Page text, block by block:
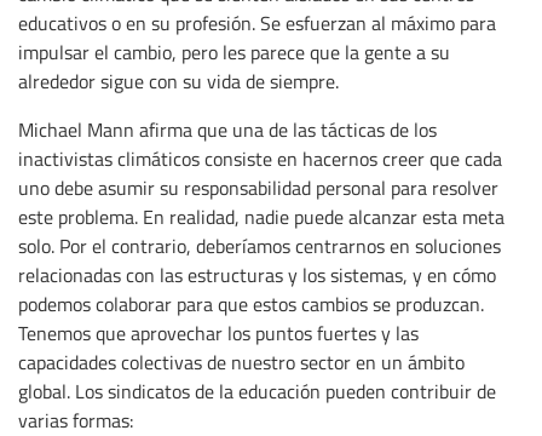
educativos o en su profesión. Se esfuerzan al máximo para
impulsar el cambio, pero les parece que la gente a su
alrededor sigue con su vida de siempre.
Michael Mann afirma que una de las tácticas de los
inactivistas climáticos consiste en hacernos creer que cada
uno debe asumir su responsabilidad personal para resolver
este problema. En realidad, nadie puede alcanzar esta meta
solo. Por el contrario, deberíamos centrarnos en soluciones
relacionadas con las estructuras y los sistemas, y en cómo
podemos colaborar para que estos cambios se produzcan.
Tenemos que aprovechar los puntos fuertes y las
capacidades colectivas de nuestro sector en un ámbito
global. Los sindicatos de la educación pueden contribuir de
varias formas: